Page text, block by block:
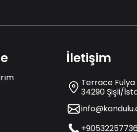
İletişim
Terrace Fulya
34290 Şişli/